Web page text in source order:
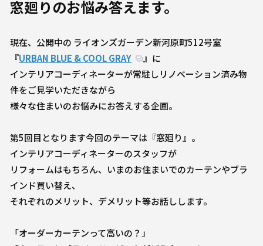
窓廻りのお悩み答えます。
現在、公開中の ライオンズガーデン新河原町512号室
『URBAN BLUE & COOL GRAY
』に
インテリアコーディネーターが常駐しリノベーション済み物
件をご見学いただきながら
様々な住まいのお悩みにお答えする企画。
第5回目となります今回のテーマは『窓廻り』。
インテリアコーディネーターのスタッフが
リフォームはもちろん、いまのお住まいでのカーテンやブラ
インド買い替え、
それぞれのメリット、デメリット等お話しします。
「オーダーカーテンって高いの？」